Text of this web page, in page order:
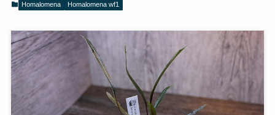
Homalomena Homalomena wf1